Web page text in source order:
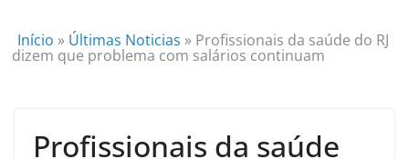
Início » Últimas Noticias » Profissionais da saúde do RJ
dizem que problema com salários continuam
Profissionais da saúde